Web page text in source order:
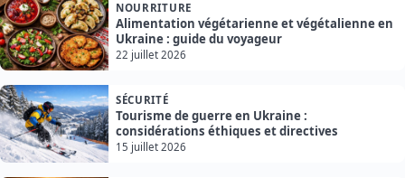
NOURRITURE
Alimentation végétarienne et végétalienne en
Ukraine : guide du voyageur
22 juillet 2026
SÉCURITÉ
Tourisme de guerre en Ukraine :
considérations éthiques et directives
15 juillet 2026